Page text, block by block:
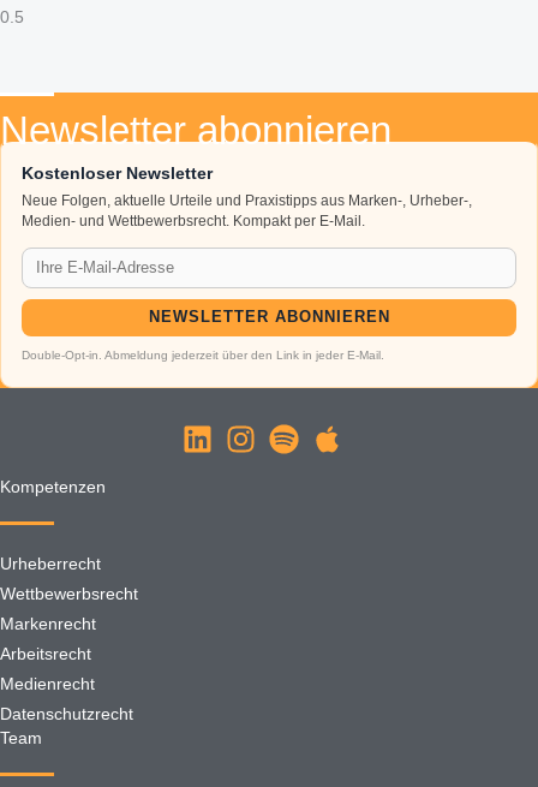
Newsletter abonnieren
Kostenloser Newsletter
Neue Folgen, aktuelle Urteile und Praxistipps aus Marken-, Urheber-,
Medien- und Wettbewerbsrecht. Kompakt per E-Mail.
NEWSLETTER ABONNIEREN
Double-Opt-in. Abmeldung jederzeit über den Link in jeder E-Mail.
Kompetenzen
Urheberrecht
Wettbewerbsrecht
Markenrecht
Arbeitsrecht
Medienrecht
Datenschutzrecht
Team